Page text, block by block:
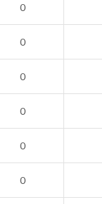
0
0
0
0
0
0